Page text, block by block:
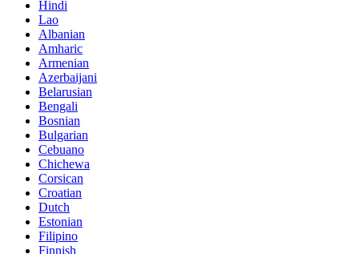
Hindi
Lao
Albanian
Amharic
Armenian
Azerbaijani
Belarusian
Bengali
Bosnian
Bulgarian
Cebuano
Chichewa
Corsican
Croatian
Dutch
Estonian
Filipino
Finnish